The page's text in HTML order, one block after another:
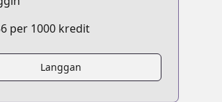
per 1000 kredit
Langgan